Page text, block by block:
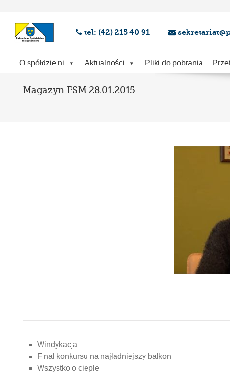
tel: (42) 215 40 91
O spółdzielni Aktualności Pliki do pobrania
Magazyn PSM 28.01.2015
Windykacja
Finał konkursu na najładniejszy balkon
Wszystko o cieple